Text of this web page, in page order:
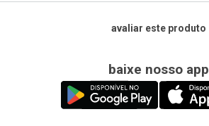
avaliar este produto
baixe nosso app